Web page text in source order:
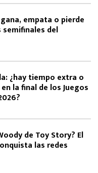
empata o pierde
semifinales del
¿hay tiempo extra o
la final de los Juegos
de Toy Story? El
las redes